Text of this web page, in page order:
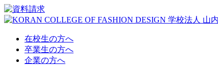
在校生の方へ
卒業生の方へ
企業の方へ